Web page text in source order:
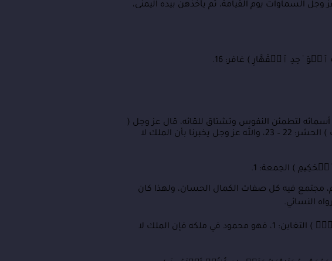
السماوات يوم القيامة، ثم يأخذهن بيده اليمنى،
ٰحِدِ ٱلۡقَهَّارِ ) غافر: 16.
لتطمئن النفوس وتشتاق للقائه، قال عز وجل (
الرَّحْمَنِ الرَّحِيمِ (3) مَالِكِ يَوْمِ الدِّينِ (4) ) الفاتحة: 3 – 4، وقال تعالى ( هُوَ الرَّحْمَنُ الرَّحِيمُ (22) هُوَ اللَّهُ الَّذِي لَا إِلَهَ إِلَّا هُوَ الْمَلِكُ ) الحشر: 22 – 23، والله عز وجل يخبرنا بأن الملك لا
) الجمعة: 1.
مجتمع فيه كل صفات الكمال الحسان، ولهذا كان
النسائي.
والواجب على العبد أن يحمد الله على ملكه ورحمته وأن يثني عليه على الوام، قال الله عز وجل ( لَهُ ٱلۡمُلۡكُ وَلَهُ ٱلۡحَمۡدُۖ ) التغابن: 1، فهو محمود في ملكه فإن الملك لا